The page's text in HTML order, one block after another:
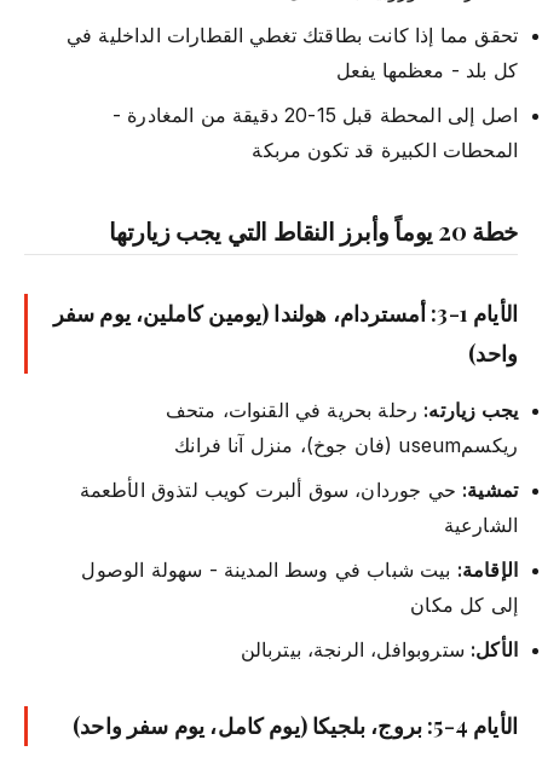
تحقق مما إذا كانت بطاقتك تغطي القطارات الداخلية في
كل بلد - معظمها يفعل
اصل إلى المحطة قبل 15-20 دقيقة من المغادرة -
المحطات الكبيرة قد تكون مربكة
خطة 20 يوماً وأبرز النقاط التي يجب زيارتها
الأيام 1-3: أمستردام، هولندا (يومين كاملين، يوم سفر
واحد)
يجب زيارته: رحلة بحرية في القنوات، متحف
ريكسمuseum (فان جوخ)، منزل آنا فرانك
تمشية: حي جوردان، سوق ألبرت كويب لتذوق الأطعمة
الشارعية
الإقامة: بيت شباب في وسط المدينة - سهولة الوصول
إلى كل مكان
الأكل: ستروبوافل، الرنجة، بيتربالن
الأيام 4-5: بروج، بلجيكا (يوم كامل، يوم سفر واحد)